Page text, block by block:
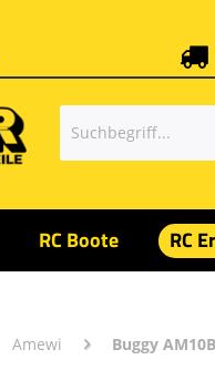
RC Boote RC
Amewi Buggy